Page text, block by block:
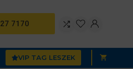
7170
VIP TAG LESZEK